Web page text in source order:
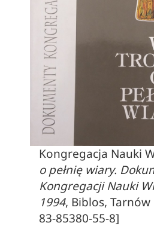
Kongregacja Nauki
o pełnię wiary.
Kongregacji Nauki
1994, Biblos, Tarnów
83-85380-55-8]